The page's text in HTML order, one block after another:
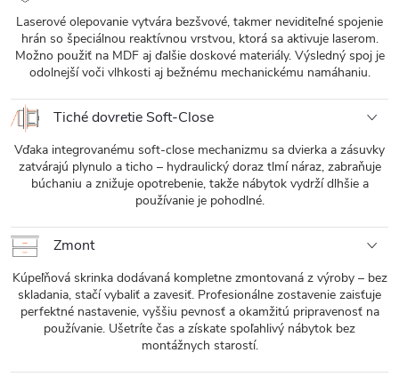
Laserové olepovanie vytvára bezšvové, takmer neviditeľné spojenie
hrán so špeciálnou reaktívnou vrstvou, ktorá sa aktivuje laserom.
Možno použiť na MDF aj ďalšie doskové materiály. Výsledný spoj je
odolnejší voči vlhkosti aj bežnému mechanickému namáhaniu.
Tiché dovretie Soft-Close
Vďaka integrovanému soft-close mechanizmu sa dvierka a zásuvky
zatvárajú plynulo a ticho – hydraulický doraz tlmí náraz, zabraňuje
búchaniu a znižuje opotrebenie, takže nábytok vydrží dlhšie a
používanie je pohodlné.
Zmont
Kúpeľňová skrinka dodávaná kompletne zmontovaná z výroby – bez
skladania, stačí vybaliť a zavesiť. Profesionálne zostavenie zaisťuje
perfektné nastavenie, vyššiu pevnosť a okamžitú pripravenosť na
používanie. Ušetríte čas a získate spoľahlivý nábytok bez
montážnych starostí.